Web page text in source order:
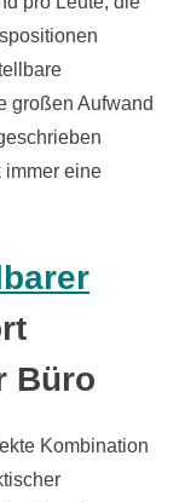
großen Aufwand
immer eine
Büro
Kombination